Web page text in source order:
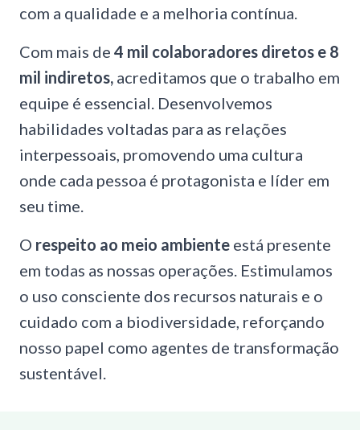
com a qualidade e a melhoria contínua.
Com mais de 4 mil colaboradores diretos e 8
mil indiretos, acreditamos que o trabalho em
equipe é essencial. Desenvolvemos
habilidades voltadas para as relações
interpessoais, promovendo uma cultura
onde cada pessoa é protagonista e líder em
seu time.
O respeito ao meio ambiente está presente
em todas as nossas operações. Estimulamos
o uso consciente dos recursos naturais e o
cuidado com a biodiversidade, reforçando
nosso papel como agentes de transformação
sustentável.